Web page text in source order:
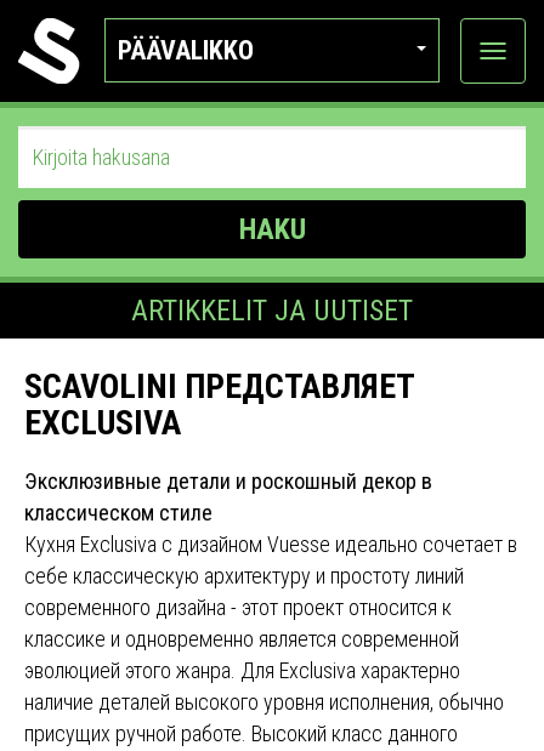
PÄÄVALIKKO
Näytä
HAKU
ARTIKKELIT JA UUTISET
SCAVOLINI ПРЕДСТАВЛЯЕТ
EXCLUSIVA
Эксклюзивные детали и роскошный декор в
классическом стиле
Кухня Exclusiva с дизайном Vuesse идеально сочетает в
себе классическую архитектуру и простоту линий
современного дизайна - этот проект относится к
классике и одновременно является современной
эволюцией этого жанра. Для Exclusiva характерно
наличие деталей высокого уровня исполнения, обычно
присущих ручной работе. Высокий класс данного